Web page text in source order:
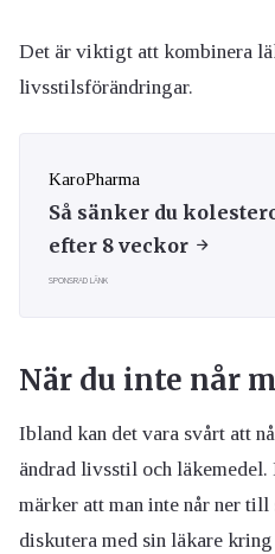
Det är viktigt att kombinera
livsstilsförändringar.
KaroPharma
Så sänker du
efter 8 veckor
SPONSRAD LÄNK
När du inte når
Ibland kan det vara svårt att
ändrad livsstil och
märker att man inte når ner
diskutera med sin läkare